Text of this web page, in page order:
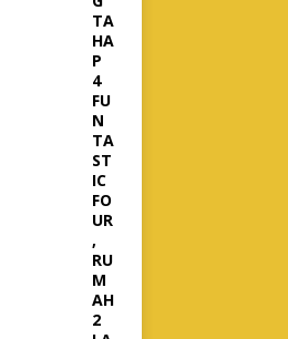
TA
HA
P
4
FU
N
TA
ST
IC
FO
UR
,
RU
M
AH
2